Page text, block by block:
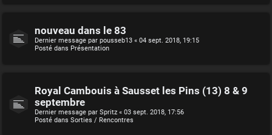
nouveau dans le 83
Dernier message par pousseb13 « 04 sept. 2018, 19:15
Posté dans Présentation
Royal Cambouis à Sausset les Pins (13) 8 & 9
septembre
Dernier message par Spritz « 03 sept. 2018, 17:56
Posté dans Sorties / Rencontres